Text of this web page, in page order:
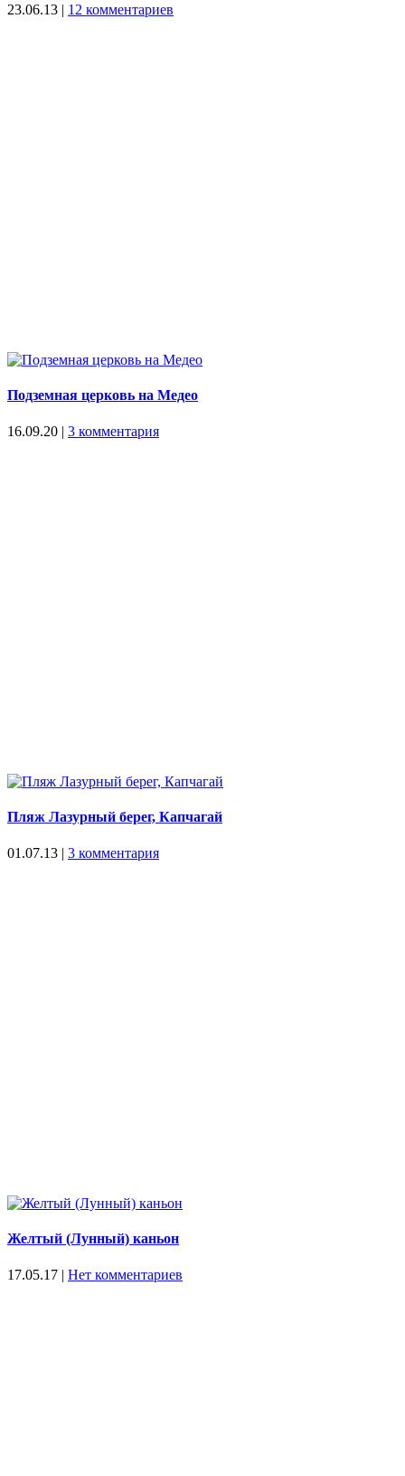
23.06.13 | 12 комментариев
Подземная церковь на Медео
16.09.20 | 3 комментария
Пляж Лазурный берег, Капчагай
01.07.13 | 3 комментария
Желтый (Лунный) каньон
17.05.17 | Нет комментариев